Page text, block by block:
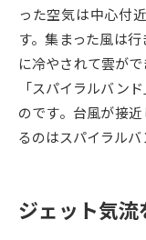
オープンキャンパス検索
来場型・Web型イベント
志望校・出願校を
った空気は中心付
す。集まった風は
に冷やされて雲が
「スパイラルバン
のです。台風が接
るのはスパイラルバ
ジェット気流